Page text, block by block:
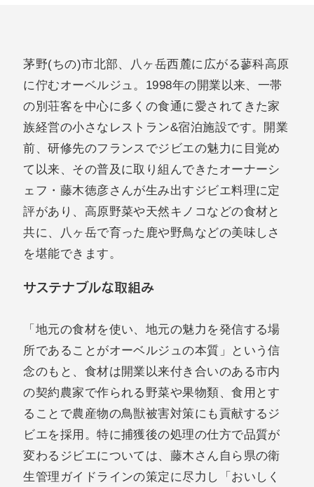
茅野(ちの)市北部、八ヶ岳西麓に広がる蓼科高原
に佇むオーベルジュ。1998年の開業以来、一帯
の別荘客を中心に多くの食通に愛されてきた家
族経営の小さなレストラン&宿泊施設です。開業
前、研修先のフランスでジビエの魅力に目覚め
て以来、その普及に取り組んできたオーナーシ
ェフ・藤木徳彦さんが生み出すジビエ料理に定
評があり、高原野菜や天然キノコなどの食材と
共に、八ヶ岳で育った鹿や野鳥などの美味しさ
を堪能できます。
サステナブルな取組み
「地元の食材を使い、地元の魅力を発信する場
所であることがオーベルジュの本質」という信
念のもと、食材は開業以来付き合いのある市内
の契約農家で作られる野菜や果物類、食用とす
ることで農産物の鳥獣被害対策にも貢献するジ
ビエを採用。特に捕獲後の処理の仕方で品質が
変わるジビエについては、藤木さん自ら県の衛
生管理ガイドラインの策定に尽力し「おいしく